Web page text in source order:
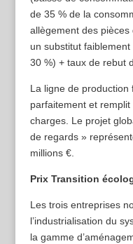
de 35 % de la
allègement des
un substitut
30 %) + taux de rebut
La ligne de production
parfaitement et
charges. Le projet
de regards »
millions €.
Prix Transition
Les trois entreprises
l’industrialisation du
la gamme